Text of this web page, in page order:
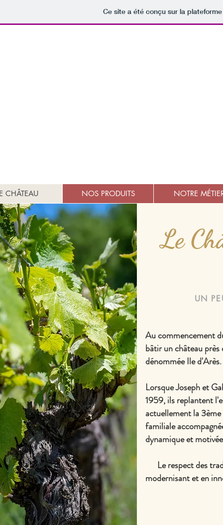
Ce site a été conçu sur la
CHÂTEAU NOS PRODUITS NOTRE
Le
UN
Au commencement
bâtir un château
dénommée Ile d'Arès.
Lorsque Joseph et
1959, ils replantent
actuellement la
familiale
dynamique et
Le respect des
modernisant et en